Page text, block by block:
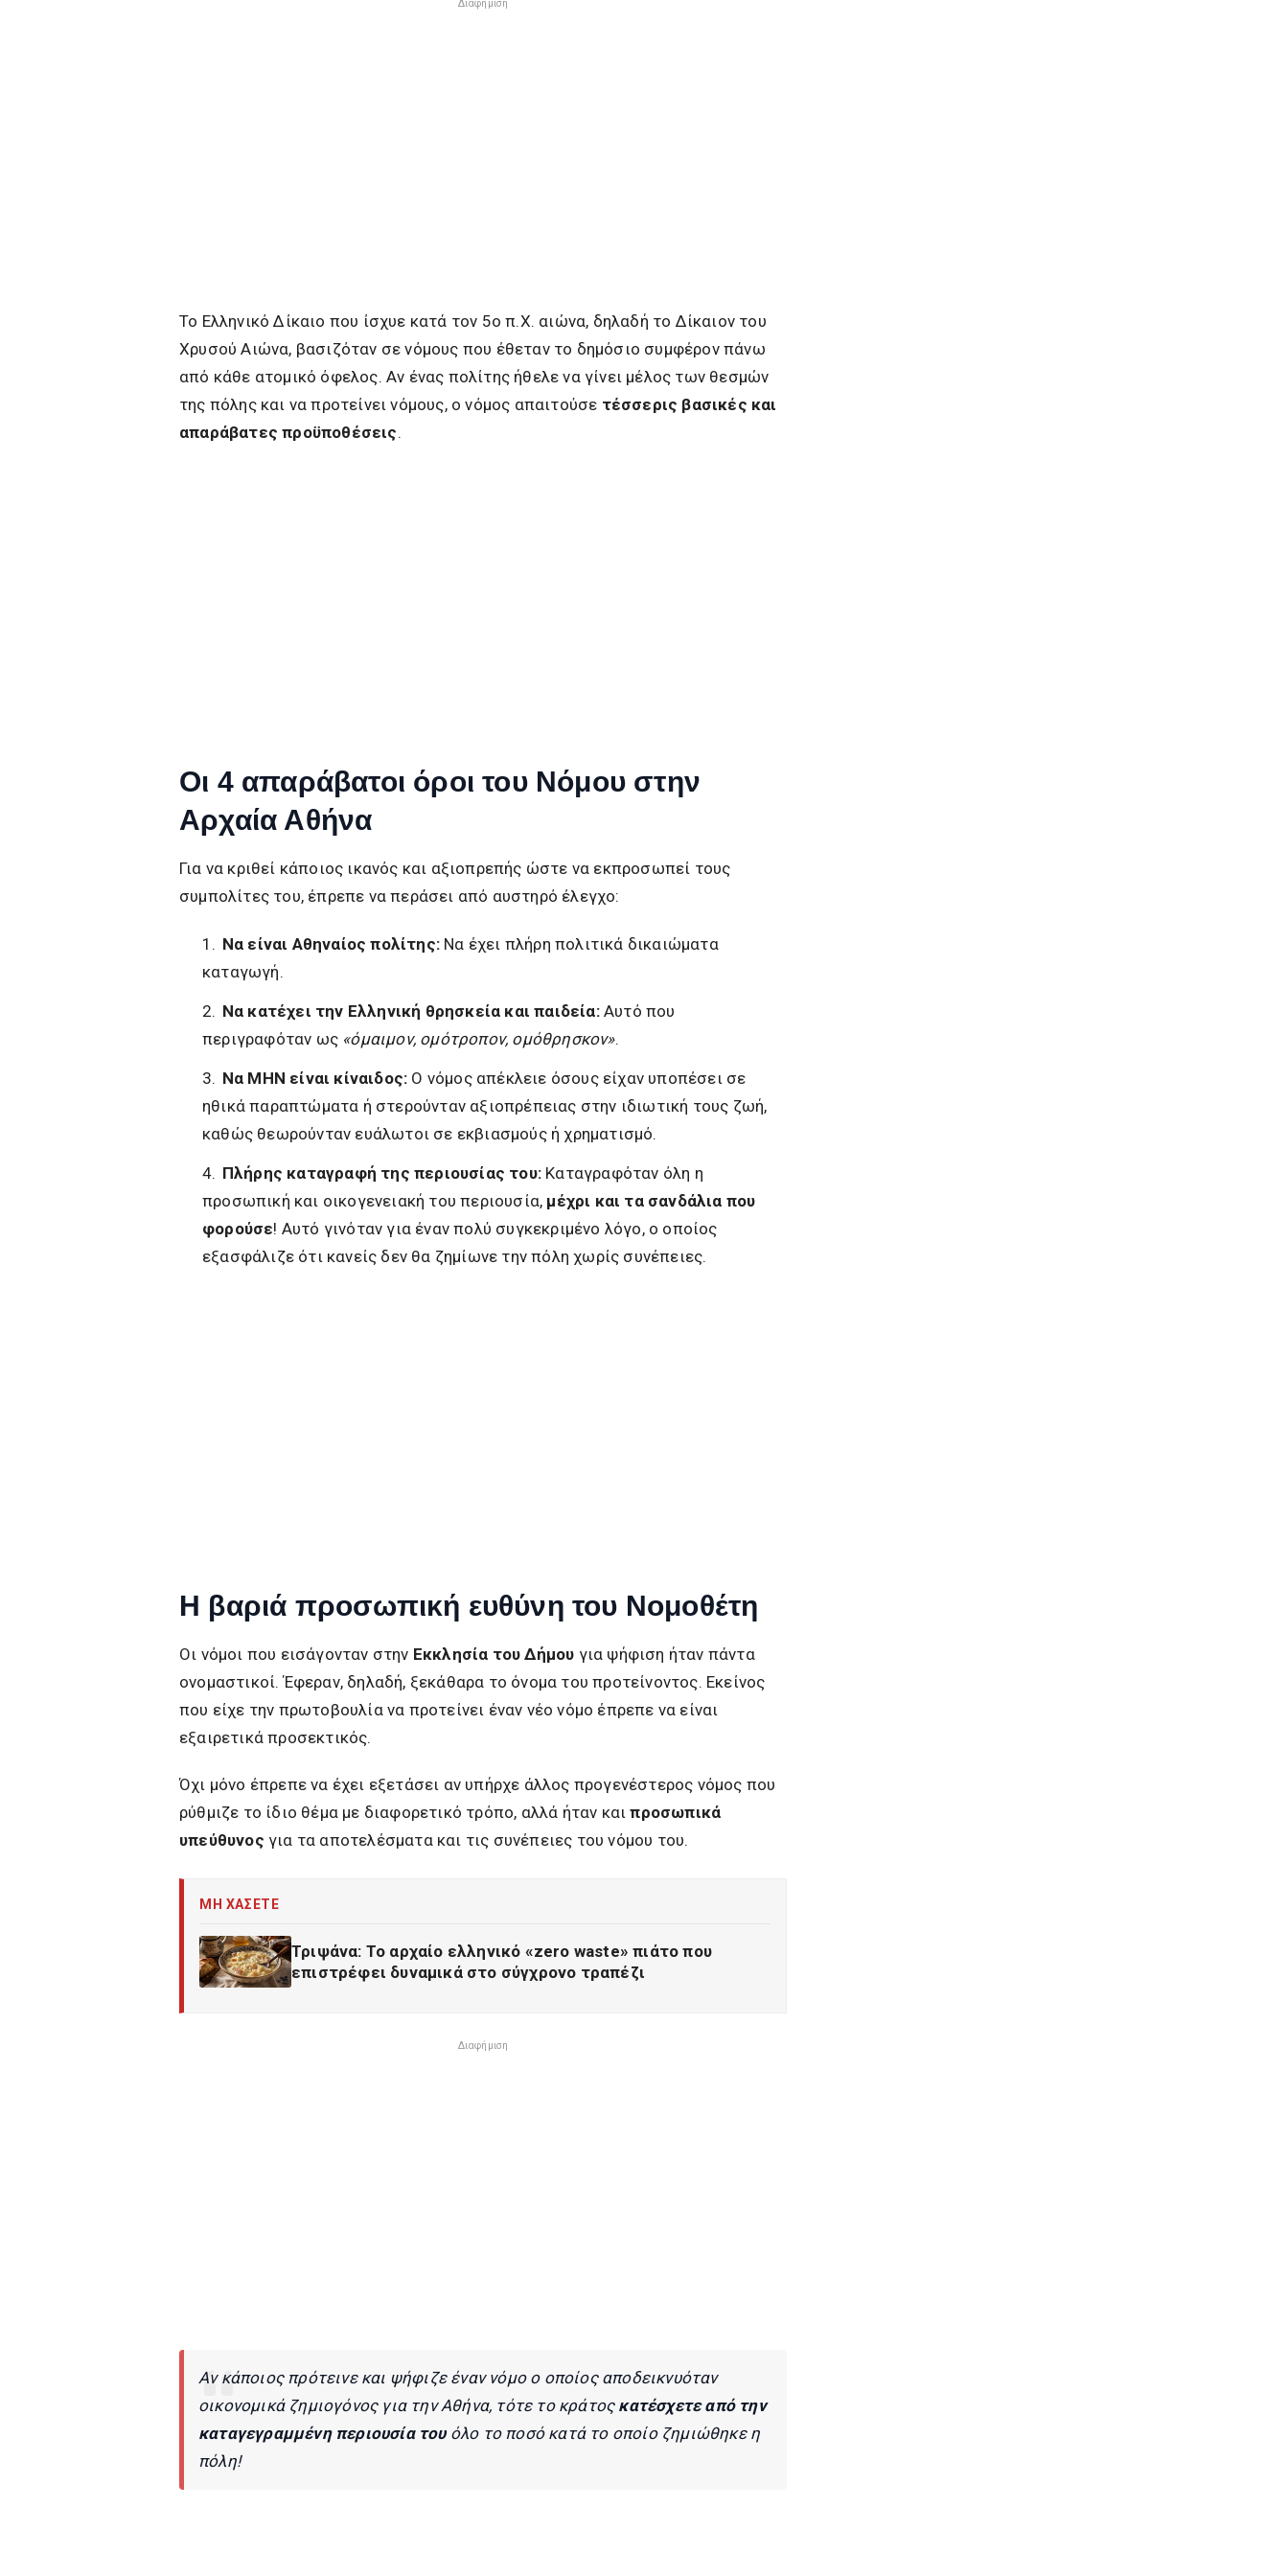
Διαφήμιση
Το Ελληνικό Δίκαιο που ίσχυε κατά τον 5ο π.Χ. αιώνα, δηλαδή το Δίκαιον του
Χρυσού Αιώνα, βασιζόταν σε νόμους που έθεταν το δημόσιο συμφέρον πάνω
από κάθε ατομικό όφελος. Αν ένας πολίτης ήθελε να γίνει μέλος των θεσμών
της πόλης και να προτείνει νόμους, ο νόμος απαιτούσε τέσσερις βασικές και
απαράβατες προϋποθέσεις.
Οι 4 απαράβατοι όροι του Νόμου στην
Αρχαία Αθήνα
Για να κριθεί κάποιος ικανός και αξιοπρεπής ώστε να εκπροσωπεί τους
συμπολίτες του, έπρεπε να περάσει από αυστηρό έλεγχο:
Να είναι Αθηναίος πολίτης:Να έχει πλήρη πολιτικά δικαιώματα
καταγωγή.
Να κατέχει την Ελληνική θρησκεία και παιδεία:Αυτό που
περιγραφόταν ως «όμαιμον, ομότροπον, ομόθρησκον».
Να ΜΗΝ είναι κίναιδος: Ο νόμος απέκλειε όσους είχαν υποπέσει σε
ηθικά παραπτώματα ή στερούνταν αξιοπρέπειας στην ιδιωτική τους ζωή,
καθώς θεωρούνταν ευάλωτοι σε εκβιασμούς ή χρηματισμό.
Πλήρης καταγραφή της περιουσίας του:Καταγραφόταν όλη η
προσωπική και οικογενειακή του περιουσία, μέχρι και τα σανδάλια που
φορούσε! Αυτό γινόταν για έναν πολύ συγκεκριμένο λόγο, ο οποίος
εξασφάλιζε ότι κανείς δεν θα ζημίωνε την πόλη χωρίς συνέπειες.
Η βαριά προσωπική ευθύνη του Νομοθέτη
Οι νόμοι που εισάγονταν στην Εκκλησία του Δήμου για ψήφιση ήταν πάντα
ονομαστικοί. Έφεραν, δηλαδή, ξεκάθαρα το όνομα του προτείνοντος. Εκείνος
που είχε την πρωτοβουλία να προτείνει έναν νέο νόμο έπρεπε να είναι
εξαιρετικά προσεκτικός.
Όχι μόνο έπρεπε να έχει εξετάσει αν υπήρχε άλλος προγενέστερος νόμος που
ρύθμιζε το ίδιο θέμα με διαφορετικό τρόπο, αλλά ήταν καιπροσωπικά
υπεύθυνος για τα αποτελέσματα και τις συνέπειες του νόμου του.
ΜΗ ΧΑΣΕΤΕ
Τριψάνα: Το αρχαίο ελληνικό «zero waste» πιάτο που
επιστρέφει δυναμικά στο σύγχρονο τραπέζι
Διαφήμιση
Αν κάποιος πρότεινε και ψήφιζε έναν νόμο ο οποίος αποδεικνυόταν
οικονομικά ζημιογόνος για την Αθήνα, τότε το κράτος κατέσχετε από την
καταγεγραμμένη περιουσία τουόλο το ποσό κατά το οποίο ζημιώθηκε η
πόλη!